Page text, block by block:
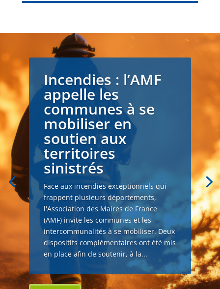
Incendies : l’AMF
appelle les
communes à se
mobiliser en
soutien aux
territoires
sinistrés
Face aux incendies exceptionnels qui
frappent plusieurs départements,
l'Association des Maires de France
(AMF) invite les communes et les
intercommunalités à se mobiliser. Deux
dispositifs complémentaires ont été mis
en place afin de soutenir, à la...